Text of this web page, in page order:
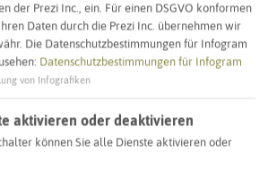
dieses Objekt ein
Haltern am See
der Prezi Inc., ein. Für einen DSGVO konformen
Daten durch die Prezi Inc. übernehmen wir
Die Datenschutzbestimmungen für Infogram
Datenschutzbestimmungen für Infogram
von Infografiken
aktivieren oder deaktivieren
können Sie alle Dienste aktivieren oder